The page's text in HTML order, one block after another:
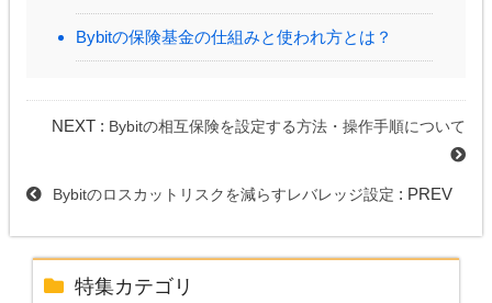
Bybitの保険基金の仕組みと使われ方とは？
NEXT : Bybitの相互保険を設定する方法・操作手順について
Bybitのロスカットリスクを減らすレバレッジ設定 : PREV
特集カテゴリ